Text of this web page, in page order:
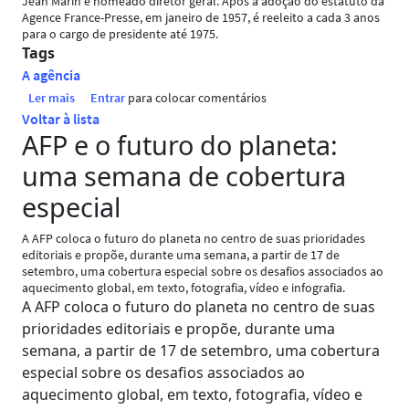
Agence France-Presse, em janeiro de 1957, é reeleito a cada 3 anos
para o cargo de presidente até 1975.
Tags
A agência
Ler mais sobre Jean Marin
Entrarpara colocar comentários
Voltar à lista
AFP e o futuro do planeta:
uma semana de cobertura
especial
A AFP coloca o futuro do planeta no centro de suas prioridades
editoriais e propõe, durante uma semana, a partir de 17 de
setembro, uma cobertura especial sobre os desafios associados ao
aquecimento global, em texto, fotografia, vídeo e infografia.
A AFP coloca o futuro do planeta no centro de suas
prioridades editoriais e propõe, durante uma
semana, a partir de 17 de setembro, uma cobertura
especial sobre os desafios associados ao
aquecimento global, em texto, fotografia, vídeo e